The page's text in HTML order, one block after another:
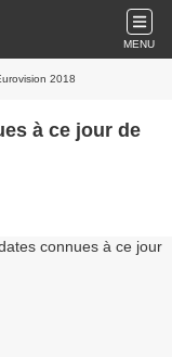
MENU
2018
à ce jour de